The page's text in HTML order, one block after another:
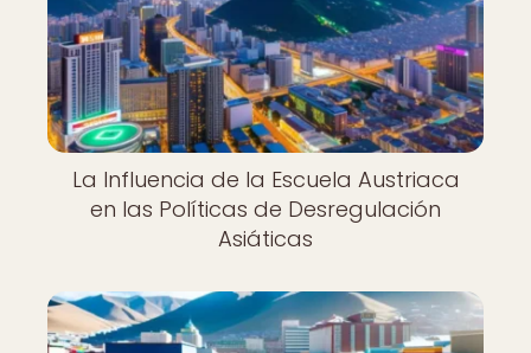
La Influencia de la Escuela Austriaca
en las Políticas de Desregulación
Asiáticas